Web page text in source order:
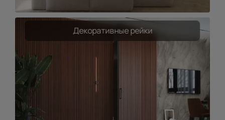
Декоративные рейки